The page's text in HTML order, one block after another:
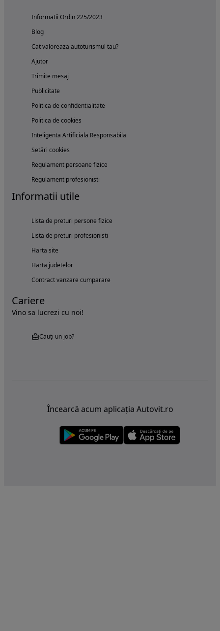
Informatii Ordin 225/2023
Blog
Cat valoreaza autoturismul tau?
Ajutor
Trimite mesaj
Publicitate
Politica de confidentialitate
Politica de cookies
Inteligenta Artificiala Responsabila
Setări cookies
Regulament persoane fizice
Regulament profesionisti
Informatii utile
Lista de preturi persone fizice
Lista de preturi profesionisti
Harta site
Harta judetelor
Contract vanzare cumparare
Cariere
Vino sa lucrezi cu noi!
Cauți un job?
Încearcă acum aplicația Autovit.ro